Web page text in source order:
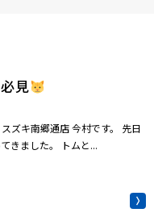
見
ズキ南郷通店 今村です。 先日
きました。 トムと...